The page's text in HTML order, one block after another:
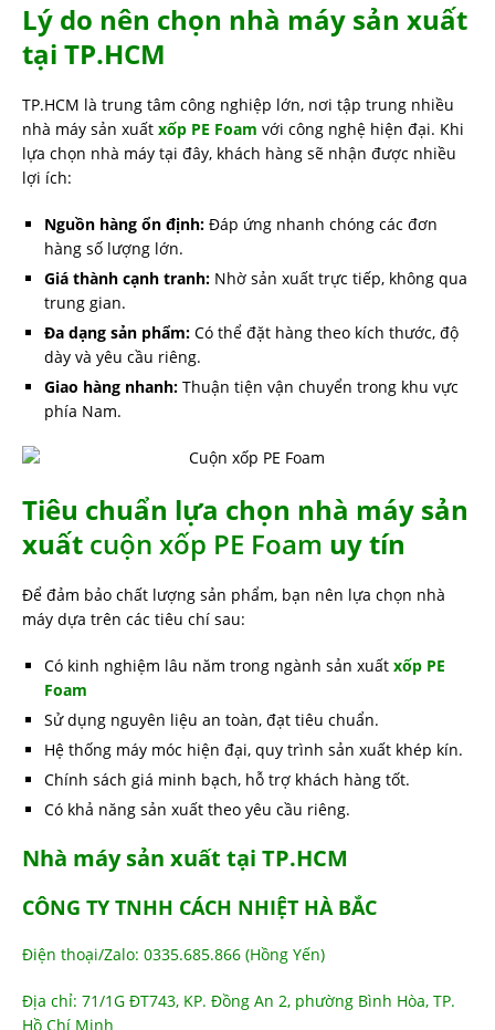
Lý do nên chọn nhà máy sản xuất
tại TP.HCM
TP.HCM là trung tâm công nghiệp lớn, nơi tập trung nhiều
nhà máy sản xuất xốp PE Foam với công nghệ hiện đại. Khi
lựa chọn nhà máy tại đây, khách hàng sẽ nhận được nhiều
lợi ích:
Nguồn hàng ổn định: Đáp ứng nhanh chóng các đơn
hàng số lượng lớn.
Giá thành cạnh tranh: Nhờ sản xuất trực tiếp, không qua
trung gian.
Đa dạng sản phẩm: Có thể đặt hàng theo kích thước, độ
dày và yêu cầu riêng.
Giao hàng nhanh: Thuận tiện vận chuyển trong khu vực
phía Nam.
Tiêu chuẩn lựa chọn nhà máy sản
xuất cuộn xốp PE Foam uy tín
Để đảm bảo chất lượng sản phẩm, bạn nên lựa chọn nhà
máy dựa trên các tiêu chí sau:
Có kinh nghiệm lâu năm trong ngành sản xuất xốp PE
Foam
Sử dụng nguyên liệu an toàn, đạt tiêu chuẩn.
Hệ thống máy móc hiện đại, quy trình sản xuất khép kín.
Chính sách giá minh bạch, hỗ trợ khách hàng tốt.
Có khả năng sản xuất theo yêu cầu riêng.
Nhà máy sản xuất tại TP.HCM
CÔNG TY TNHH CÁCH NHIỆT HÀ BẮC
Điện thoại/Zalo: 0335.685.866 (Hồng Yến)
Địa chỉ: 71/1G ĐT743, KP. Đồng An 2, phường Bình Hòa, TP.
Hồ Chí Minh